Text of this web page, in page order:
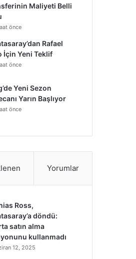
Maliyeti Belli
önce
Rafael
İçin Yeni Teklif
önce
Yeni Sezon
Yarın Başlıyor
önce
Yorumlar
Ross,
döndü:
satın alma
kullanmadı
12, 2025